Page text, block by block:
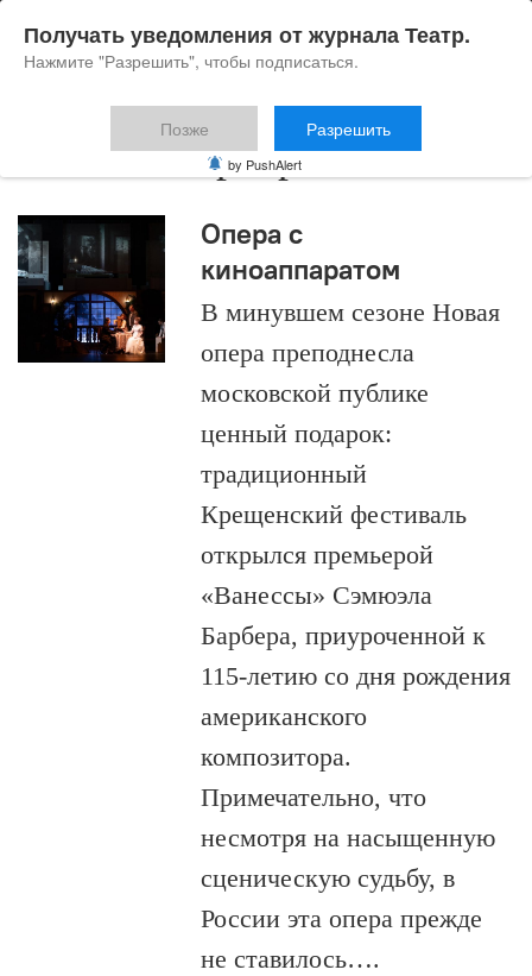
Сэмюэл Барбер
Опера с
киноаппаратом
В минувшем сезоне Новая
опера преподнесла
московской публике
ценный подарок:
традиционный
Крещенский фестиваль
открылся премьерой
«Ванессы» Сэмюэла
Барбера, приуроченной к
115-летию со дня рождения
американского
композитора.
Примечательно, что
несмотря на насыщенную
сценическую судьбу, в
России эта опера прежде
не ставилось….
Получать уведомления от журнала Театр.
Нажмите "Разрешить", чтобы подписаться.
Позже Разрешить
by PushAlert